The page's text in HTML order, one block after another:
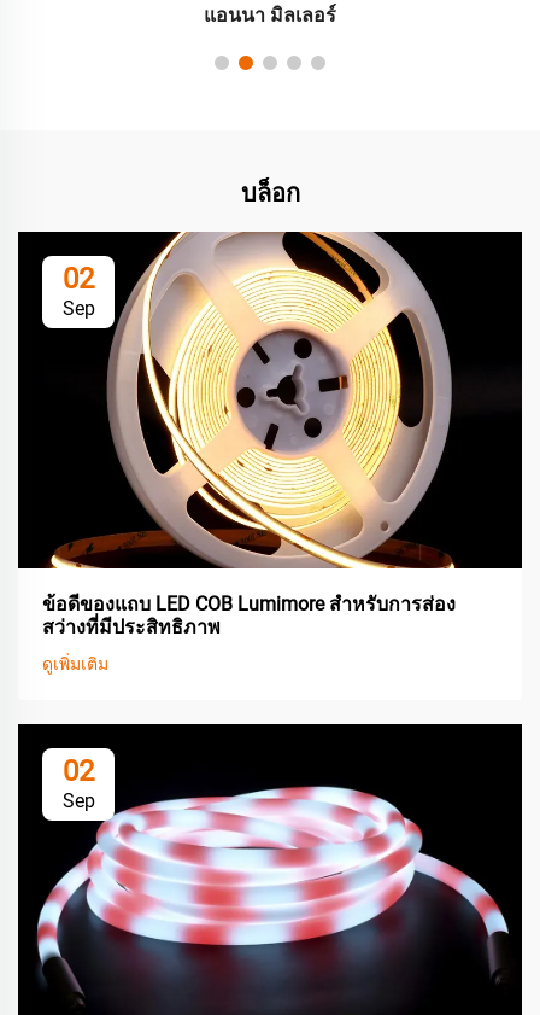
แอนนา มิลเลอร์
บล็อก
02
Sep
ข้อดีของแถบ LED COB Lumimore สำหรับการส่อง
สว่างที่มีประสิทธิภาพ
ดูเพิ่มเติม
02
Sep